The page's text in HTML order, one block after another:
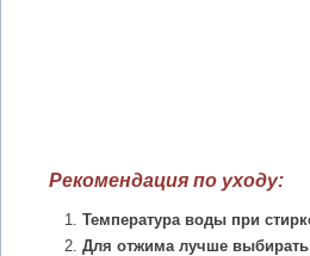
Рекомендация по уходу:
Температура воды при
Для отжима лучше